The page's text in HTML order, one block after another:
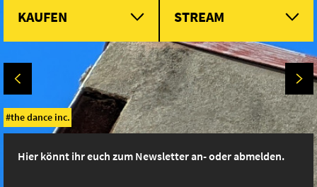
KAUFEN STREAM
the dance inc.
Hier könnt ihr euch zum Newsletter an- oder abmelden.